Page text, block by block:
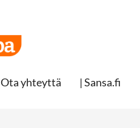
Ota yhteyttä | Sansa.fi